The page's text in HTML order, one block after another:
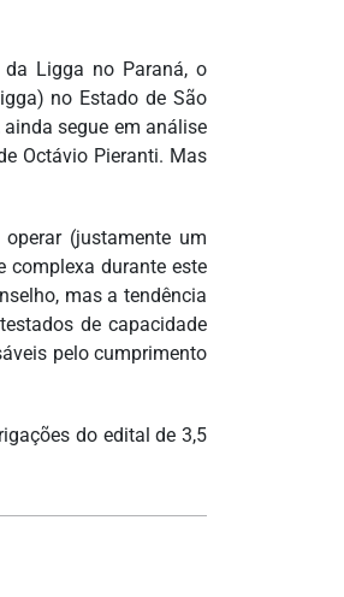
Ligga no Paraná, o
no Estado de São
segue em análise
Octávio Pieranti. Mas
(justamente um
complexa durante este
mas a tendência
de capacidade
pelo cumprimento
do edital de 3,5